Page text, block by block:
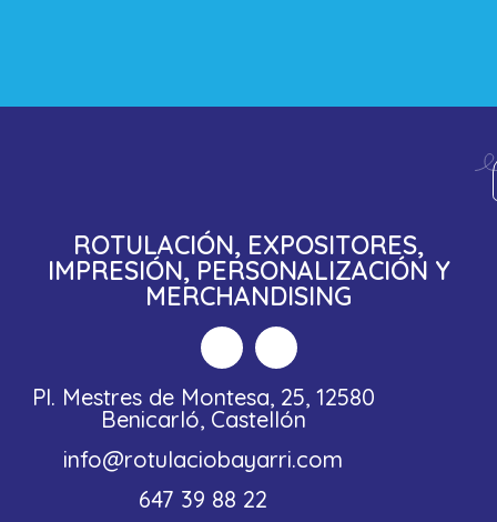
ROTULACIÓN, EXPOSITORES,
IMPRESIÓN, PERSONALIZACIÓN Y
MERCHANDISING
Pl. Mestres de Montesa, 25, 12580
Benicarló, Castellón
info@rotulaciobayarri.com
647 39 88 22